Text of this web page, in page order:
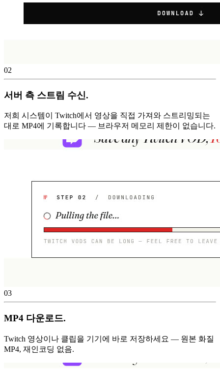
02
서버 측 스트림 수신.
저희 시스템이 Twitch에서 영상을 직접 가져와 스트리밍되는
대로 MP4에 기록합니다 — 브라우저 메모리 제한이 없습니다.
03
MP4 다운로드.
Twitch 영상이나 클립을 기기에 바로 저장하세요 — 원본 화질
MP4, 재인코딩 없음.